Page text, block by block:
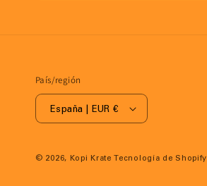
País/región
España | EUR €
© 2026, Kopi Krate Tecnología de Shopify